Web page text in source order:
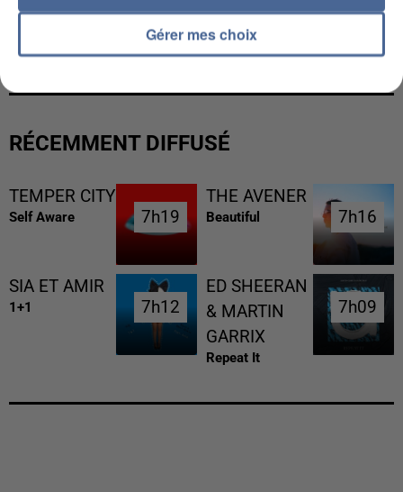
UN SECOND CADRE DE LA DZ MAFIA
INTERPELLÉ EN ALGÉRIE
RÉCEMMENT DIFFUSÉ
TEMPER CITY
Self Aware 7h19
7h19
THE AVENER
Beautiful 7h16
7h16
SIA ET AMIR
1+1 7h12
7h12
ED SHEERAN
& MARTIN
GARRIX
Repeat It
7h09
7h09
Gérer mes choix